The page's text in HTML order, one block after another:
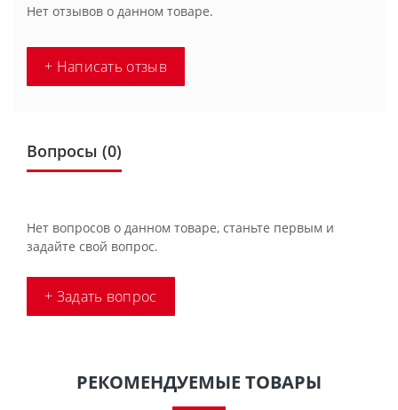
Нет отзывов о данном товаре.
+ Написать отзыв
Вопросы (0)
Нет вопросов о данном товаре, станьте первым и
задайте свой вопрос.
+ Задать вопрос
РЕКОМЕНДУЕМЫЕ ТОВАРЫ